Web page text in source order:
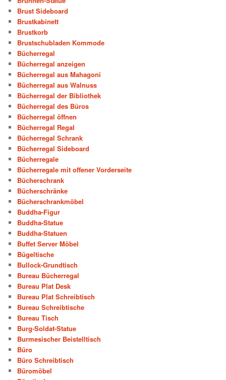
Brust Sideboard
Brustkabinett
Brustkorb
Brustschubladen Kommode
Bücherregal
Bücherregal anzeigen
Bücherregal aus Mahagoni
Bücherregal aus Walnuss
Bücherregal der Bibliothek
Bücherregal des Büros
Bücherregal öffnen
Bücherregal Regal
Bücherregal Schrank
Bücherregal Sideboard
Bücherregale
Bücherregale mit offener Vorderseite
Bücherschrank
Bücherschränke
Bücherschrankmöbel
Buddha-Figur
Buddha-Statue
Buddha-Statuen
Buffet Server Möbel
Bügeltische
Bullock-Grundtisch
Bureau Bücherregal
Bureau Plat Desk
Bureau Plat Schreibtisch
Bureau Schreibtische
Bureau Tisch
Burg-Soldat-Statue
Burmesischer Beistelltisch
Büro
Büro Schreibtisch
Büromöbel